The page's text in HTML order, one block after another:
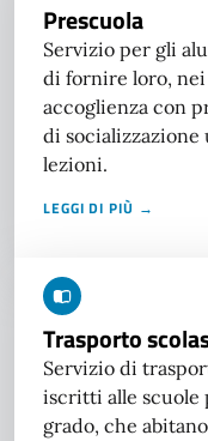
Prescuola
Servizio per gli
di fornire loro, nei
accoglienza con
di socializzazione
lezioni.
LEGGI DI PIÙ →
Trasporto
Servizio di
iscritti alle scuole
grado, che